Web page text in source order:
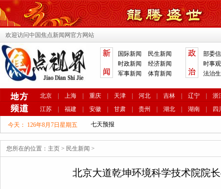
欢迎访问中国焦点新闻网官方网站
国际新闻
民生新闻
时政新闻
经济新闻
军事新闻
体育新闻
部委
时事
法治
北京 上海 重庆 天津 河北 吉林 辽宁
浙
江苏
福建 安徽 甘肃 贵州 湖北 湖南 四
今天： 126年8月7日星期五
您所在的位置： 主页 > 民生新闻 >
北京大道乾坤环境科学技术院院